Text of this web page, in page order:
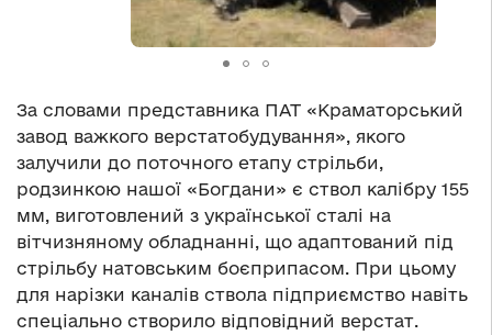
За словами представника ПАТ «Краматорський
завод важкого верстатобудування», якого
залучили до поточного етапу стрільби,
родзинкою нашої «Богдани» є ствол калібру 155
мм, виготовлений з української сталі на
вітчизняному обладнанні, що адаптований під
стрільбу натовським боєприпасом. При цьому
для нарізки каналів ствола підприємство навіть
спеціально створило відповідний верстат.